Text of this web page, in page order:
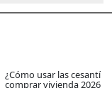
¿Cómo usar las
comprar vivienda 2026?